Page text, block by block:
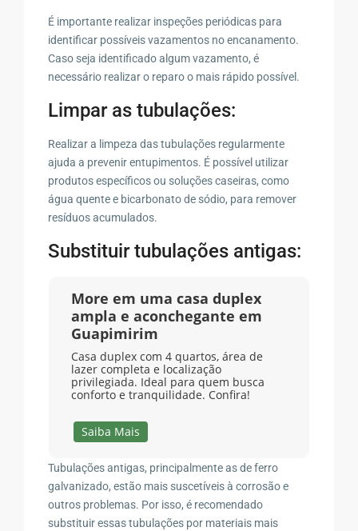
É importante realizar inspeções periódicas para
identificar possíveis vazamentos no encanamento.
Caso seja identificado algum vazamento, é
necessário realizar o reparo o mais rápido possível.
Limpar as tubulações:
Realizar a limpeza das tubulações regularmente
ajuda a prevenir entupimentos. É possível utilizar
produtos específicos ou soluções caseiras, como
água quente e bicarbonato de sódio, para remover
resíduos acumulados.
Substituir tubulações antigas:
More em uma casa duplex
ampla e aconchegante em
Guapimirim
Casa duplex com 4 quartos, área de
lazer completa e localização
privilegiada. Ideal para quem busca
conforto e tranquilidade. Confira!
Saiba Mais
Tubulações antigas, principalmente as de ferro
galvanizado, estão mais suscetíveis à corrosão e
outros problemas. Por isso, é recomendado
substituir essas tubulações por materiais mais